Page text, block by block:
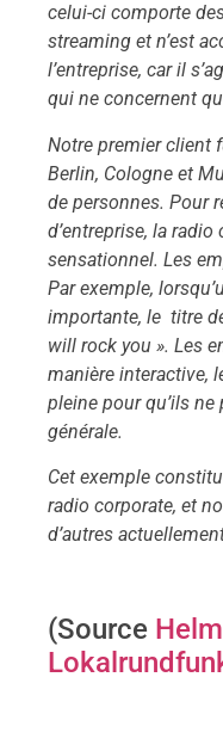
celui-ci comporte
streaming et n’est
l’entreprise, car il
qui ne concernent
Notre premier client
Berlin, Cologne et
de personnes. Pour
d’entreprise, la
sensationnel. Les
Par exemple,
importante, le titre
will rock you ». Les
manière interactive,
pleine pour qu’ils
générale.
Cet exemple
radio corporate, et
d’autres
(Source